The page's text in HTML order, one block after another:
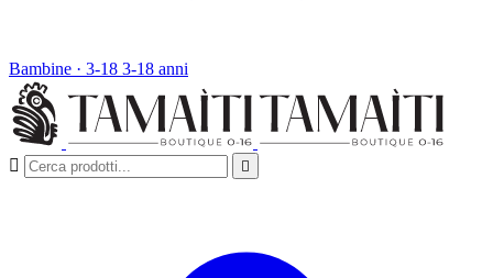
Bambine · 3-18 3-18 anni
 